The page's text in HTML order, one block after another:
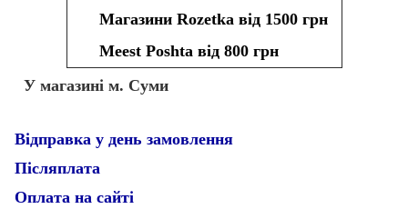
Магазини Rozetka від 1500 грн
Meest Poshta від 800 грн
У магазині м. Суми
Відправка у день замовлення
Післяплата
Оплата на сайті